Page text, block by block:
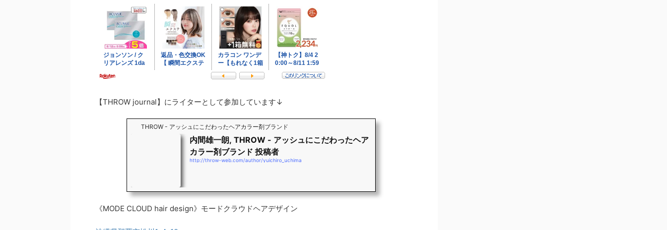
【THROW journal】にライターとして参加しています↓
THROW - アッシュにこだわったヘアカラー剤ブランド
内間雄一朗, THROW - アッシュにこだわったヘア
カラー剤ブランド 投稿者
http://throw-web.com/author/yuichiro_uchima
《MODE CLOUD hair design》モードクラウドヘアデザイン